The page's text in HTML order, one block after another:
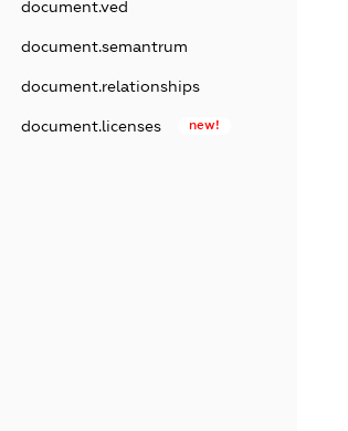
document.ved
document.semantrum
document.relationships
document.licenses new!